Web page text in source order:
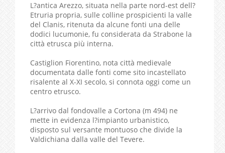
L?antica Arezzo, situata nella parte nord-est dell?
Etruria propria, sulle colline prospicienti la valle
del Clanis, ritenuta da alcune fonti una delle
dodici lucumonie, fu considerata da Strabone la
città etrusca più interna.
Castiglion Fiorentino, nota città medievale
documentata dalle fonti come sito incastellato
risalente al X-XI secolo, si connota oggi come un
centro etrusco.
L?arrivo dal fondovalle a Cortona (m 494) ne
mette in evidenza l?impianto urbanistico,
disposto sul versante montuoso che divide la
Valdichiana dalla valle del Tevere.